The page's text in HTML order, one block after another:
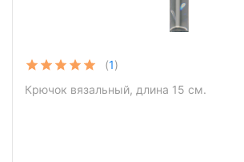
(1)
Крючок вязальный, длина 15 см.